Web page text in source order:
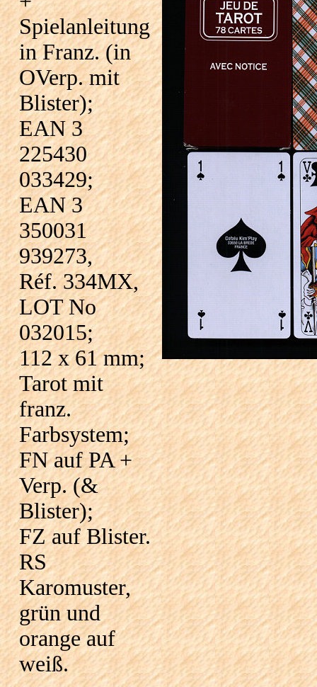
Spielanleitung
in Franz. (in
OVerp. mit
Blister);
EAN 3
225430
033429;
EAN 3
350031
939273,
Réf. 334MX,
LOT No
032015;
112 x 61 mm;
Tarot mit
franz.
Farbsystem;
FN auf PA +
Verp. (&
Blister);
FZ auf Blister.
RS
Karomuster,
grün und
orange auf
weiß.